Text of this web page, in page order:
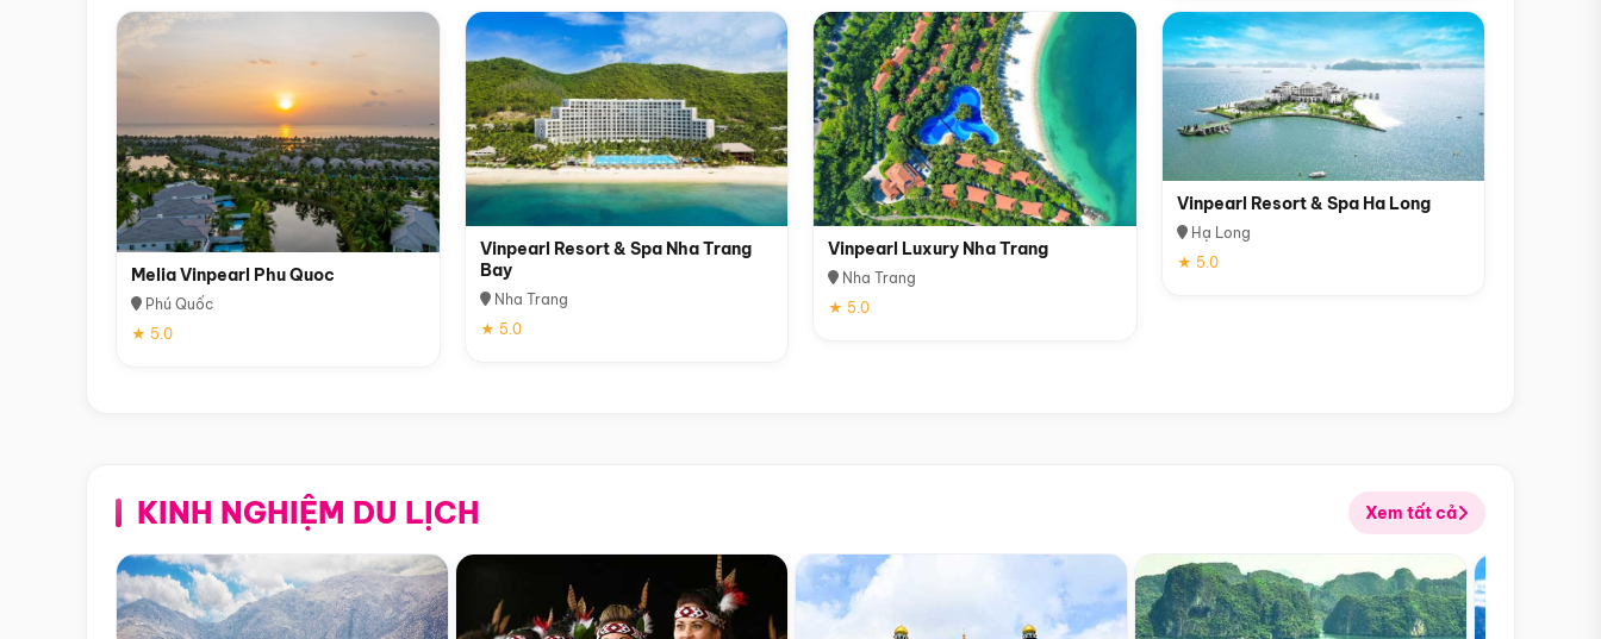
Melia Vinpearl Phu Quoc
Phú Quốc
★ 5.0
Vinpearl Resort & Spa Nha Trang
Bay
Nha Trang
★ 5.0
Vinpearl Luxury Nha Trang
Nha Trang
★ 5.0
Vinpearl Resort & Spa Ha Long
Hạ Long
★ 5.0
KINH NGHIỆM DU LỊCH Xem tất cả